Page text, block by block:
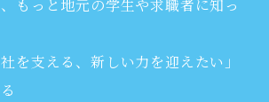
、もっと地元の学生や求職者に知っ
を支える、新しい力を迎えたい」